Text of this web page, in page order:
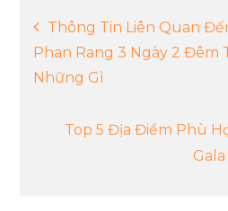
Điều
hướng
bài
Thông Tin Liên Quan
Phan Rang 3 Ngày 2 Đêm
Những Gì
Top 5 Địa Điểm Phù